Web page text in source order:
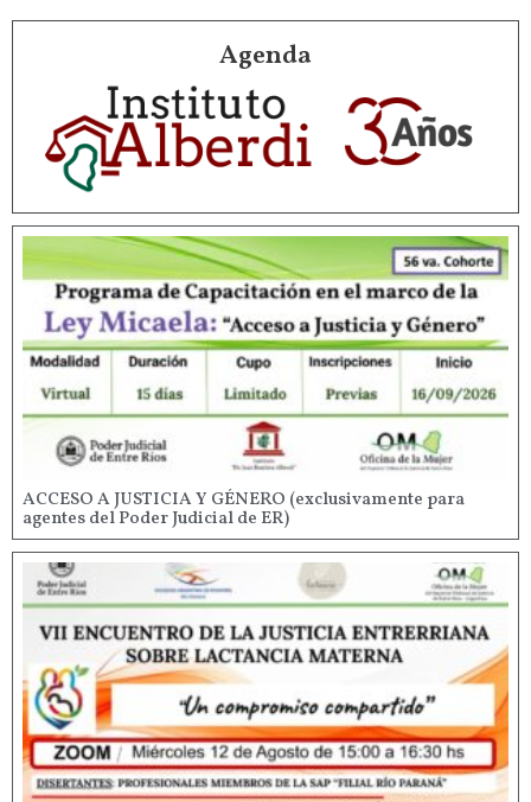
Agenda
ACCESO A JUSTICIA Y GÉNERO (exclusivamente para
agentes del Poder Judicial de ER)